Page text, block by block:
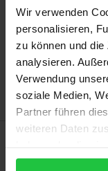
Wir verwenden
personalisieren,
zu können und
analysieren.
Verwendung
soziale Medien,
Partner führen
weiteren Daten
gesammelt haben.
Zur
Hinweise zu